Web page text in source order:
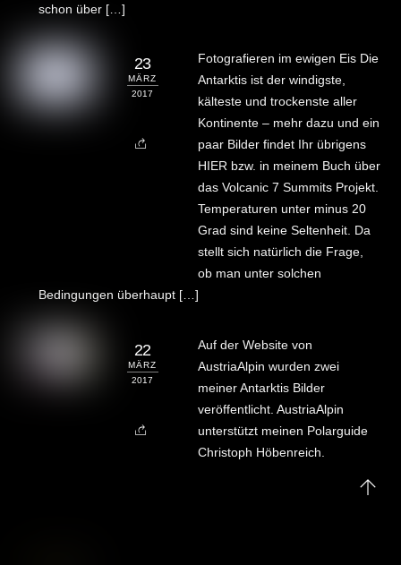
schon über […]
23
MÄRZ
2017
Fotografieren im ewigen Eis Die
Antarktis ist der windigste,
kälteste und trockenste aller
Kontinente – mehr dazu und ein
paar Bilder findet Ihr übrigens
HIER bzw. in meinem Buch über
das Volcanic 7 Summits Projekt.
Temperaturen unter minus 20
Grad sind keine Seltenheit. Da
stellt sich natürlich die Frage,
ob man unter solchen
Bedingungen überhaupt […]
22
MÄRZ
2017
Auf der Website von
AustriaAlpin wurden zwei
meiner Antarktis Bilder
veröffentlicht. AustriaAlpin
unterstützt meinen Polarguide
Christoph Höbenreich.